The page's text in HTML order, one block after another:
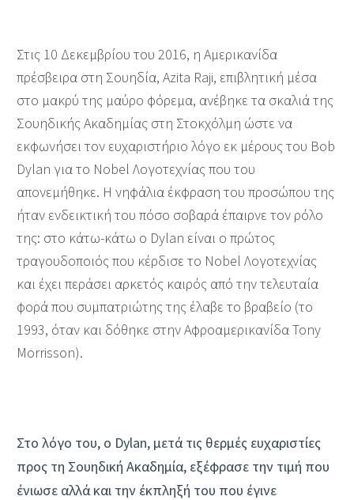
Στις 10 Δεκεμβρίου του 2016, η Αμερικανίδα
πρέσβειρα στη Σουηδία, Azita Raji, επιβλητική μέσα
στο μακρύ της μαύρο φόρεμα, ανέβηκε τα σκαλιά της
Σουηδικής Ακαδημίας στη Στοκχόλμη ώστε να
εκφωνήσει τον ευχαριστήριο λόγο εκ μέρους του Bob
Dylan για το Nobel Λογοτεχνίας που του
απονεμήθηκε. Η νηφάλια έκφραση του προσώπου της
ήταν ενδεικτική του πόσο σοβαρά έπαιρνε τον ρόλο
της: στο κάτω-κάτω ο Dylan είναι ο πρώτος
τραγουδοποιός που κέρδισε το Nobel Λογοτεχνίας
και έχει περάσει αρκετός καιρός από την τελευταία
φορά που συμπατριώτης της έλαβε το βραβείο (το
1993, όταν και δόθηκε στην Αφροαμερικανίδα Tony
Morrisson).
Στο λόγο του, ο Dylan, μετά τις θερμές ευχαριστίες
προς τη Σουηδική Ακαδημία, εξέφρασε την τιμή που
ένιωσε αλλά και την έκπληξή του που έγινε